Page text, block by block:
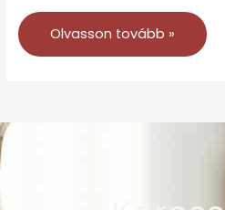
Olvasson tovább »